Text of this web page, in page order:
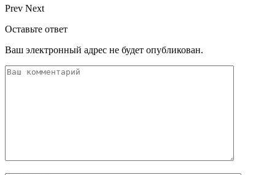
Prev Next
Оставьте ответ
Ваш электронный адрес не будет опубликован.